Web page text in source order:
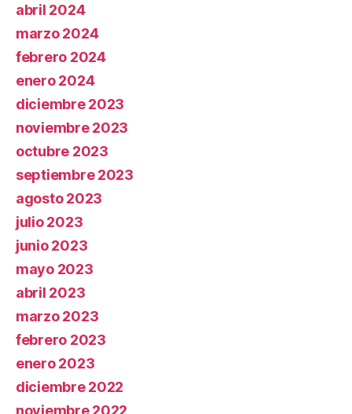
abril 2024
marzo 2024
febrero 2024
enero 2024
diciembre 2023
noviembre 2023
octubre 2023
septiembre 2023
agosto 2023
julio 2023
junio 2023
mayo 2023
abril 2023
marzo 2023
febrero 2023
enero 2023
diciembre 2022
noviembre 2022